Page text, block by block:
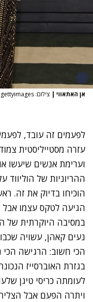
אן האתאווי | צילום: gettyimages
לפעמים זה עובד,
עזרה מסטייליסטית
וערימת אנשים שיעשו
הוכיחו בדיוק את זה.
הגיעה לטקס עצמו
במסיבה היוקרתית של
נעים קאהן, עשויה
הכי חשוב: הרגישה הכי
בגזרת האוברסייז
לעומתה כריסי טיגן
ויתרה הפעם אבל